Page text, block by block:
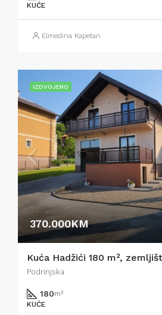
KUĆE
Elmedina Kapetan
IZDVOJENO
370.000KM
Kuća Hadžići 180 m²,
Podrinjska
180m²
KUĆE